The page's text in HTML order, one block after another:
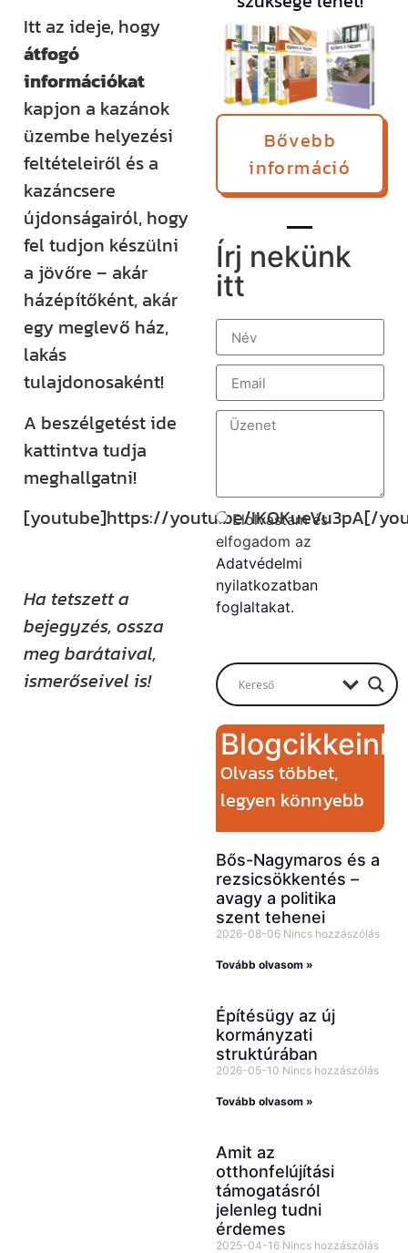
Itt az ideje, hogy
átfogó
információkat
kapjon a kazánok
üzembe helyezési
feltételeiről és a
kazáncsere
újdonságairól, hogy
fel tudjon készülni
a jövőre – akár
házépítőként, akár
egy meglevő ház,
lakás
tulajdonosaként!
A beszélgetést ide
kattintva tudja
meghallgatni!
[youtube]https://youtu.be/IKOKueVu3pA[/
Ha tetszett a
bejegyzés, ossza
meg barátaival,
ismerőseivel is!
Bővebb
információ
Írj nekünk
itt
Elolvastam és
elfogadom az
Adatvédelmi
nyilatkozatban
foglaltakat.
Blogcikkeink
Olvass többet,
legyen könnyebb
Bős-Nagymaros és a
rezsicsökkentés –
avagy a politika
szent tehenei
2026-08-06 Nincs hozzászólás
Tovább olvasom »
Építésügy az új
kormányzati
struktúrában
2026-05-10 Nincs hozzászólás
Tovább olvasom »
Amit az
otthonfelújítási
támogatásról
jelenleg tudni
érdemes
2025-04-16 Nincs hozzászólás